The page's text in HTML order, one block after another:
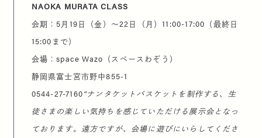
NAOKA MURATA CLASS
会期：5月19日（金）〜22日（月）11:00-17:00（最終日
15:00まで）
会場：space Wazo（スペースわぞう）
静岡県富士宮市野中855-1
0544-27-7160“ナンタケットバスケットを制作する、生
徒さまの楽しい気持ちを感じていただける展示会となっ
ております。遠方ですが、会場に遊びにいらしてくださ